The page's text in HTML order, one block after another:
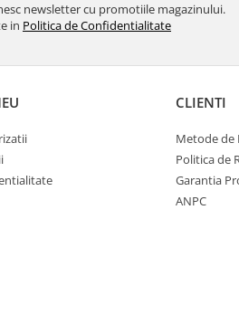
newsletter cu promotiile magazinului.
in Politica de Confidentialitate
CLIENTI
Metode de
Politica de
Garantia
ANPC